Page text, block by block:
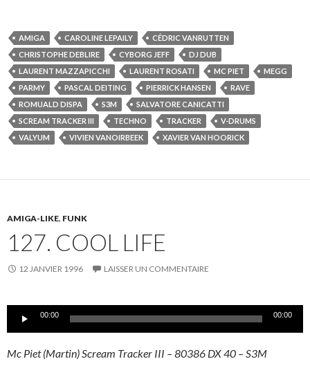
AMIGA CAROLINE LEPAILY
CÉDRIC VANRUTTEN
CHRISTOPHE DEBLIRE
CYBORG JEFF
DJ DUB
LAURENT MAZZAPICCHI
LAURENT ROSATI MC PIET
MEGG
PARMY
PASCAL DEITING PIERRICK HANSEN
RAVE
ROMUALD DISPA
S3M
SALVATORE CANICATTI
SCREAM TRACKER III
TECHNO TRACKER
V-DRUMS
VALYUM
VIVIEN VANOIRBEEK XAVIER VAN HOORICK
AMIGA-LIKE, FUNK
127. COOL LIFE
12 JANVIER 1996 LAISSER UN COMMENTAIRE
Lecteur00:00 00:00
Mc Piet (Martin) Scream Tracker III – 80386 DX 40 – S3M